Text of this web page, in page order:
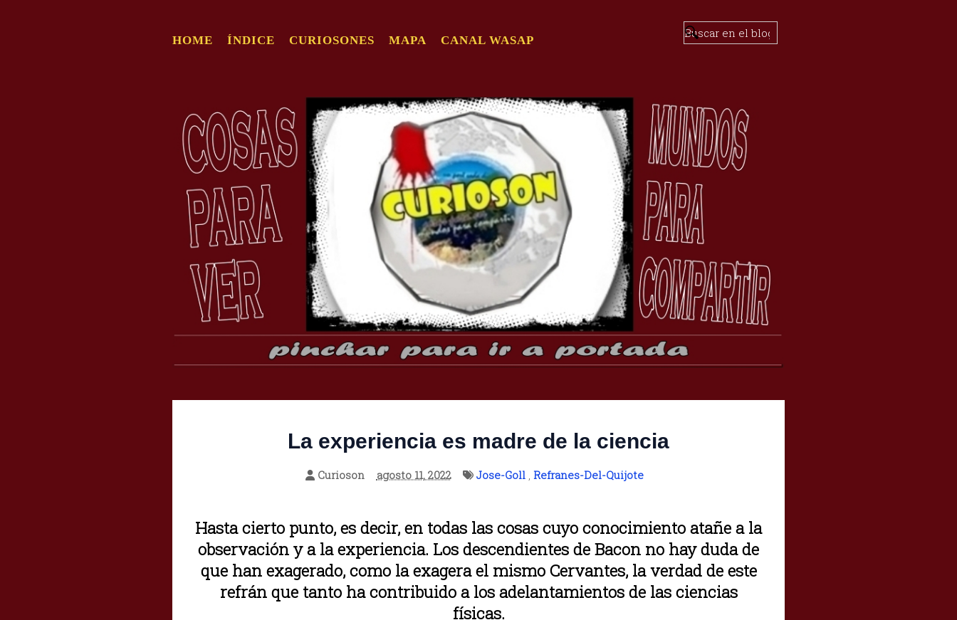
HOME ÍNDICE CURIOSONES MAPA CANAL WASAP
La experiencia es madre de la ciencia
Curioson agosto 11, 2022 Jose-Goll, Refranes-Del-Quijote
Hasta cierto punto, es decir, en todas las cosas cuyo conocimiento atañe a la
observación y a la experiencia. Los descendientes de Bacon no hay duda de
que han exagerado, como la exagera el mismo Cervantes, la verdad de este
refrán que tanto ha contribuido a los adelantamientos de las ciencias
físicas.